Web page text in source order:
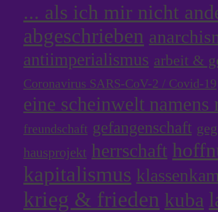
... als ich mir nicht
abgeschrieben
antiimperialismus arbeit &
Coronavirus SARS-CoV-2 / Covid-19
eine scheinwelt namens
freundschaft gefangenschaft
hausprojekt herrschaft
kapitalismus
krieg & frieden kuba